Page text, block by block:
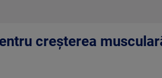
creșterea